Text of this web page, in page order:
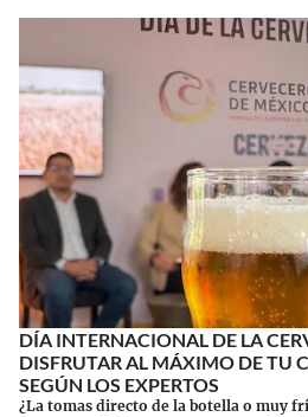
DÍA INTERNACIONAL DE LA
DISFRUTAR AL MÁXIMO DE TU
SEGÚN LOS EXPERTOS
¿La tomas directo de la botella o muy